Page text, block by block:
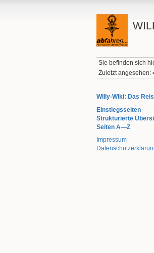
Sie befinden sich
Zuletzt angesehen: •
Willy-Wiki: Das
Einstiegsseiten
Strukturierte
Seiten A—Z
Impressum